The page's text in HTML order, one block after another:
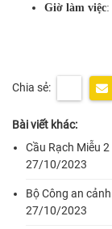
Giờ làm việc:
Chia sẻ:
Bài viết khác:
Cầu Rạch Miễu
27/10/2023
Bộ Công an
27/10/2023